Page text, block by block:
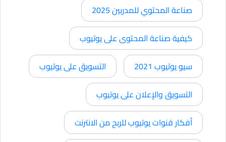
صناعة المحتوي للمدربين 2025
كيفية صناعة المحتوى على يوتيوب
سيو يوتيوب 2021
التسويق على يوتيوب
التسويق والإعلان على يوتيوب
أفكار قنوات يوتيوب للربح من الانترنت